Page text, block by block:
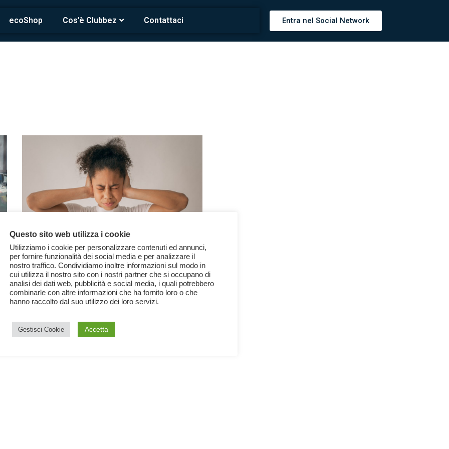
ecoShop Cos’è Clubbez Contattaci Entra nel Social Network
L’Inquinamento Acustico
29 Settembre 2023 Documentari ,Ecologia,Scienza
ambiente, ma è meno conosciuto rispetto ad altri
Questo sito web utilizza i cookie
Utilizziamo i cookie per personalizzare contenuti ed annunci,
per fornire funzionalità dei social media e per analizzare il
nostro traffico. Condividiamo inoltre informazioni sul modo in
cui utilizza il nostro sito con i nostri partner che si occupano di
analisi dei dati web, pubblicità e social media, i quali potrebbero
combinarle con altre informazioni che ha fornito loro o che
hanno raccolto dal suo utilizzo dei loro servizi.
Gestisci Cookie Accetta